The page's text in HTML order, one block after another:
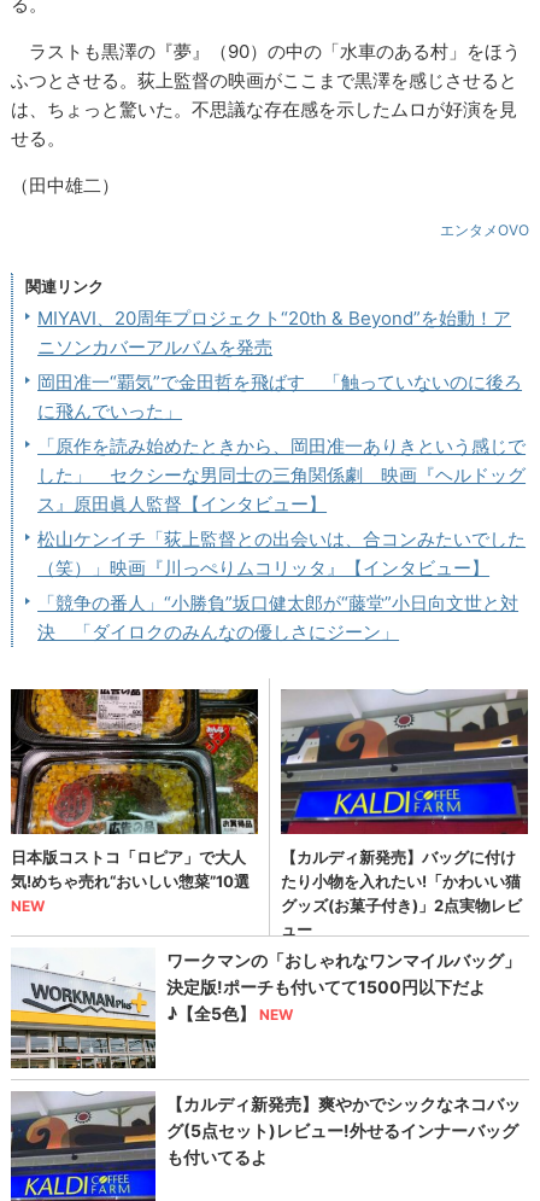
ラストも黒澤の『夢』（90）の中の「水車のある村」をほう
ふつとさせる。荻上監督の映画がここまで黒澤を感じさせると
は、ちょっと驚いた。不思議な存在感を示したムロが好演を見
せる。
（田中雄二）
エンタメOVO
関連リンク
MIYAVI、20周年プロジェクト“20th & Beyond”を始動！ア
ニソンカバーアルバムを発売
岡田准一“覇気”で金田哲を飛ばす 「触っていないのに後ろ
に飛んでいった」
「原作を読み始めたときから、岡田准一ありきという感じで
した」 セクシーな男同士の三角関係劇 映画『ヘルドッグ
ス』原田眞人監督【インタビュー】
松山ケンイチ「荻上監督との出会いは、合コンみたいでした
（笑）」映画『川っぺりムコリッタ』【インタビュー】
「競争の番人」“小勝負”坂口健太郎が“藤堂”小日向文世と対
決 「ダイロクのみんなの優しさにジーン」